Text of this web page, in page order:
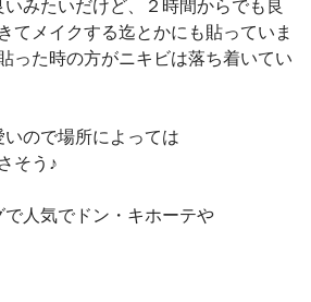
みたいだけど、２時間からでも良
てメイクする迄とかにも貼っていま
った時の方がニキビは落ち着いてい
ので場所によっては
そう♪
人気でドン・キホーテや